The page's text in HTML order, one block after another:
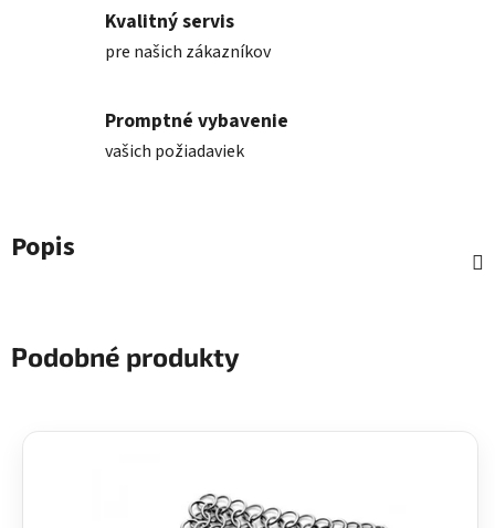
Kvalitný servis
pre našich zákazníkov
Promptné vybavenie
vašich požiadaviek
Popis
Podobné produkty